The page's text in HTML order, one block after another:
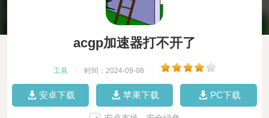
acgp加速器打不开了
工具 时间：2024-09-08
安卓下载 苹果下载 PC下载